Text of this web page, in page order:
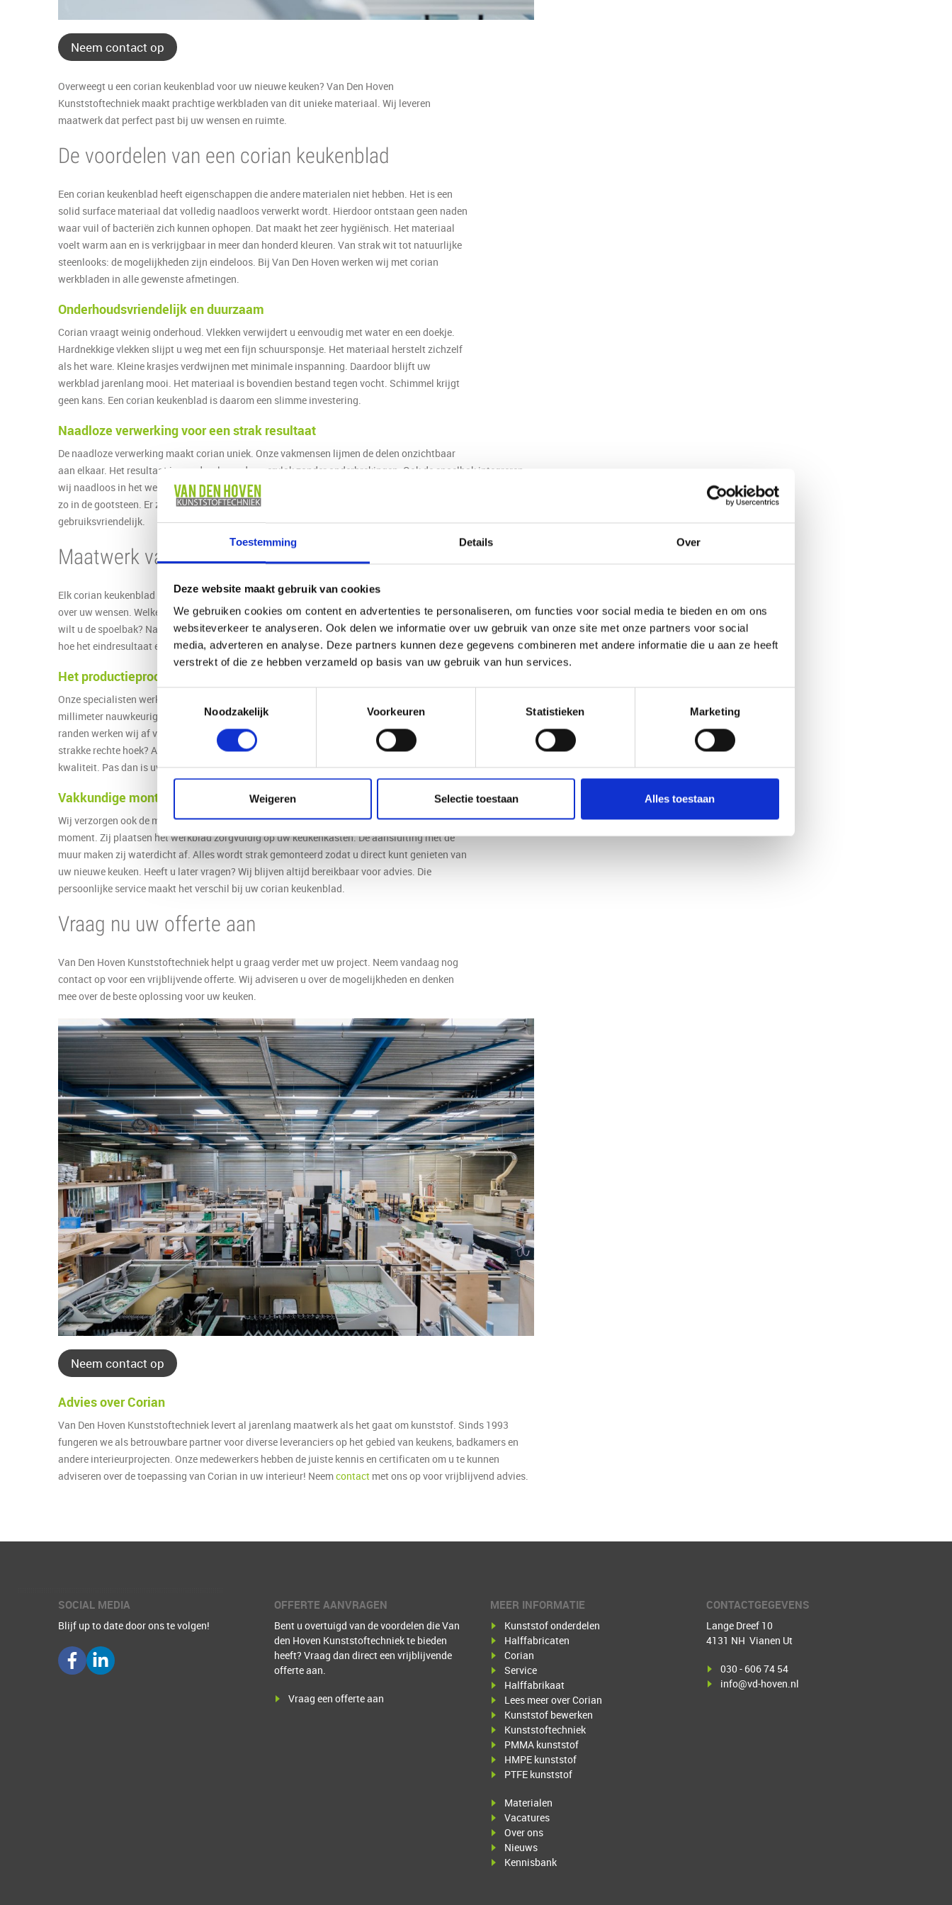
Toestemming Details Over
Deze website maakt gebruik van cookies
We gebruiken cookies om content en advertenties te personaliseren, om functies voor social media te bieden en om ons
websiteverkeer te analyseren. Ook delen we informatie over uw gebruik van onze site met onze partners voor social
media, adverteren en analyse. Deze partners kunnen deze gegevens combineren met andere informatie die u aan ze heeft
verstrekt of die ze hebben verzameld op basis van uw gebruik van hun services.
Toestemmingsselectie
Noodzakelijk
Voorkeuren Statistieken Marketing
Weigeren Selectie toestaan Alles toestaan
Neem contact op
Overweegt u een corian keukenblad voor uw nieuwe keuken? Van Den Hoven
Kunststoftechniek maakt prachtige werkbladen van dit unieke materiaal. Wij leveren
maatwerk dat perfect past bij uw wensen en ruimte.
De voordelen van een corian keukenblad
Een corian keukenblad heeft eigenschappen die andere materialen niet hebben. Het is een
solid surface materiaal dat volledig naadloos verwerkt wordt. Hierdoor ontstaan geen naden
waar vuil of bacteriën zich kunnen ophopen. Dat maakt het zeer hygiënisch. Het materiaal
voelt warm aan en is verkrijgbaar in meer dan honderd kleuren. Van strak wit tot natuurlijke
steenlooks: de mogelijkheden zijn eindeloos. Bij Van Den Hoven werken wij met corian
werkbladen in alle gewenste afmetingen.
Onderhoudsvriendelijk en duurzaam
Corian vraagt weinig onderhoud. Vlekken verwijdert u eenvoudig met water en een doekje.
Hardnekkige vlekken slijpt u weg met een fijn schuursponsje. Het materiaal herstelt zichzelf
als het ware. Kleine krasjes verdwijnen met minimale inspanning. Daardoor blijft uw
werkblad jarenlang mooi. Het materiaal is bovendien bestand tegen vocht. Schimmel krijgt
geen kans. Een corian keukenblad is daarom een slimme investering.
Naadloze verwerking voor een strak resultaat
De naadloze verwerking maakt corian uniek. Onze vakmensen lijmen de delen onzichtbaar
aan elkaar. Het resultaat is een doorlopend oppervlak zonder onderbrekingen. Ook de spoelbak integreren
wij naadloos in het werkblad. Dat oogt niet alleen strak, maar is ook praktisch. Water en kruimels schuift u
zo in de gootsteen. Er zijn geen richels waar vuil blijft hangen. Dit maakt uw corian keukenblad bijzonder
gebruiksvriendelijk.
Maatwerk van Van Den Hoven Kunststoftechniek
Elk corian keukenblad maken wij volledig op maat. Wij beginnen met een grondig gesprek
over uw wensen. Welke kleur past bij uw keuken? Welke afmetingen heeft u nodig? Waar
wilt u de spoelbak? Na dit gesprek maken wij een gedetailleerde tekening. U ziet precies
hoe het eindresultaat eruitziet voordat wij starten met de productie.
Het productieproces stap voor stap
Onze specialisten werken met moderne freesmachines. Zij snijden het materiaal op de
millimeter nauwkeurig. Uitsparingen voor kranen of zeepdispensers frezen wij netjes uit. De
randen werken wij af volgens uw voorkeur. Kiest u voor een afgeronde rand of juist een
strakke rechte hoek? Alles is mogelijk. Na de productie controleren wij elk werkblad op
kwaliteit. Pas dan is uw corian keukenblad klaar voor levering.
Vakkundige montage bij u thuis
Wij verzorgen ook de montage. Onze monteurs komen bij u langs op een afgesproken
moment. Zij plaatsen het werkblad zorgvuldig op uw keukenkasten. De aansluiting met de
muur maken zij waterdicht af. Alles wordt strak gemonteerd zodat u direct kunt genieten van
uw nieuwe keuken. Heeft u later vragen? Wij blijven altijd bereikbaar voor advies. Die
persoonlijke service maakt het verschil bij uw corian keukenblad.
Vraag nu uw offerte aan
Van Den Hoven Kunststoftechniek helpt u graag verder met uw project. Neem vandaag nog
contact op voor een vrijblijvende offerte. Wij adviseren u over de mogelijkheden en denken
mee over de beste oplossing voor uw keuken.
Neem contact op
Advies over Corian
Van Den Hoven Kunststoftechniek levert al jarenlang maatwerk als het gaat om kunststof. Sinds 1993
fungeren we als betrouwbare partner voor diverse leveranciers op het gebied van keukens, badkamers en
andere interieurprojecten. Onze medewerkers hebben de juiste kennis en certificaten om u te kunnen
adviseren over de toepassing van Corian in uw interieur! Neemcontact met ons op voor vrijblijvend advies.
SOCIAL MEDIA
Blijf up to date door ons te volgen!
OFFERTE AANVRAGEN
Bent u overtuigd van de voordelen die Van
den Hoven Kunststoftechniek te bieden
heeft? Vraag dan direct een vrijblijvende
offerte aan.
Vraag een offerte aan
MEER INFORMATIE
Kunststof onderdelen
Halffabricaten
Corian
Service
Halffabrikaat
Lees meer over Corian
Kunststof bewerken
Kunststoftechniek
PMMA kunststof
HMPE kunststof
PTFE kunststof
Materialen
Vacatures
Over ons
Nieuws
Kennisbank
CONTACTGEGEVENS
Lange Dreef 10
4131 NH Vianen Ut
030 - 606 74 54
info@vd-hoven.nl